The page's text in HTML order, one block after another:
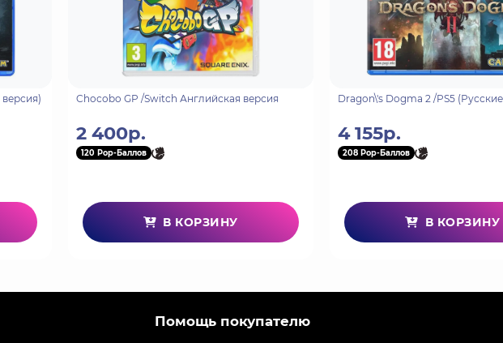
площадки готовы принять самые захватывающие гонки. Получайте
и интерактивных средах, где любой объект может сыграть свою роль и
гоночную трассу в своей собственной комнате, пространство для настройки
А благодаря невероятно мощному редактору создавать самые сумасшедшие
Chocobo GP /Switch Английская версия
2 400р.
120 Pop-Баллов
В КОРЗИНУ
Dragon\'s Dogma 2 /PS5
4 155р.
208 Pop-Баллов
В КОРЗИНУ
Помощь покупателю